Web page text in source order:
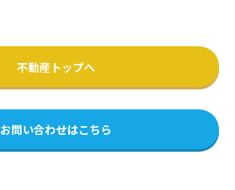
不動産トップへ
お問い合わせはこちら